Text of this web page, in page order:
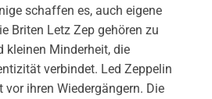
schaffen es, auch eigene
Briten Letz Zep gehören zu
kleinen Minderheit, die
verbindet. Led Zeppelin
vor ihren Wiedergängern. Die